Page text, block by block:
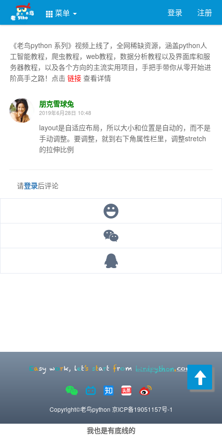
菜单 登录 注册
《老鸟python 系列》视频上线了，全网稀缺资源，涵盖python人
工智能教程，爬虫教程，web教程，数据分析教程以及界面库和服
务器教程，以及各个方向的主流实用项目，手把手带你从零开始进
阶高手之路！点击 链接 查看详情
朋克雪球兔
2019年6月28日 10:48
layout是自适应布局，所以大小和位置是自动的，而不是
手动调整。要调整，就到右下角属性栏里，调整stretch
的拉伸比例
请登录后评论
Copyright©老鸟python 京ICP备19051157号-1
我也是有底线的